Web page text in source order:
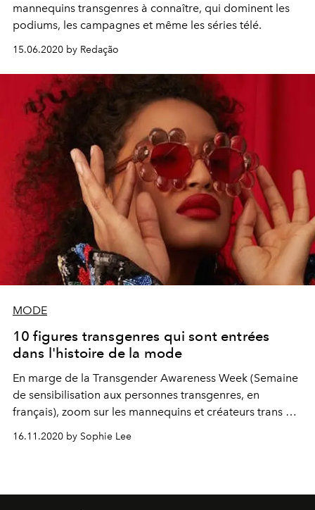
mannequins transgenres à connaître, qui dominent les
podiums, les campagnes et même les séries télé.
15.06.2020 by Redação
MODE
10 figures transgenres qui sont entrées
dans l'histoire de la mode
En marge de la Transgender Awareness Week (Semaine
de sensibilisation aux personnes transgenres, en
français), zoom sur les mannequins et créateurs trans qui
font évoluer l'industrie de la mode.
16.11.2020 by Sophie Lee